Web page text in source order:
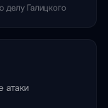
делу Галицкого
атаки